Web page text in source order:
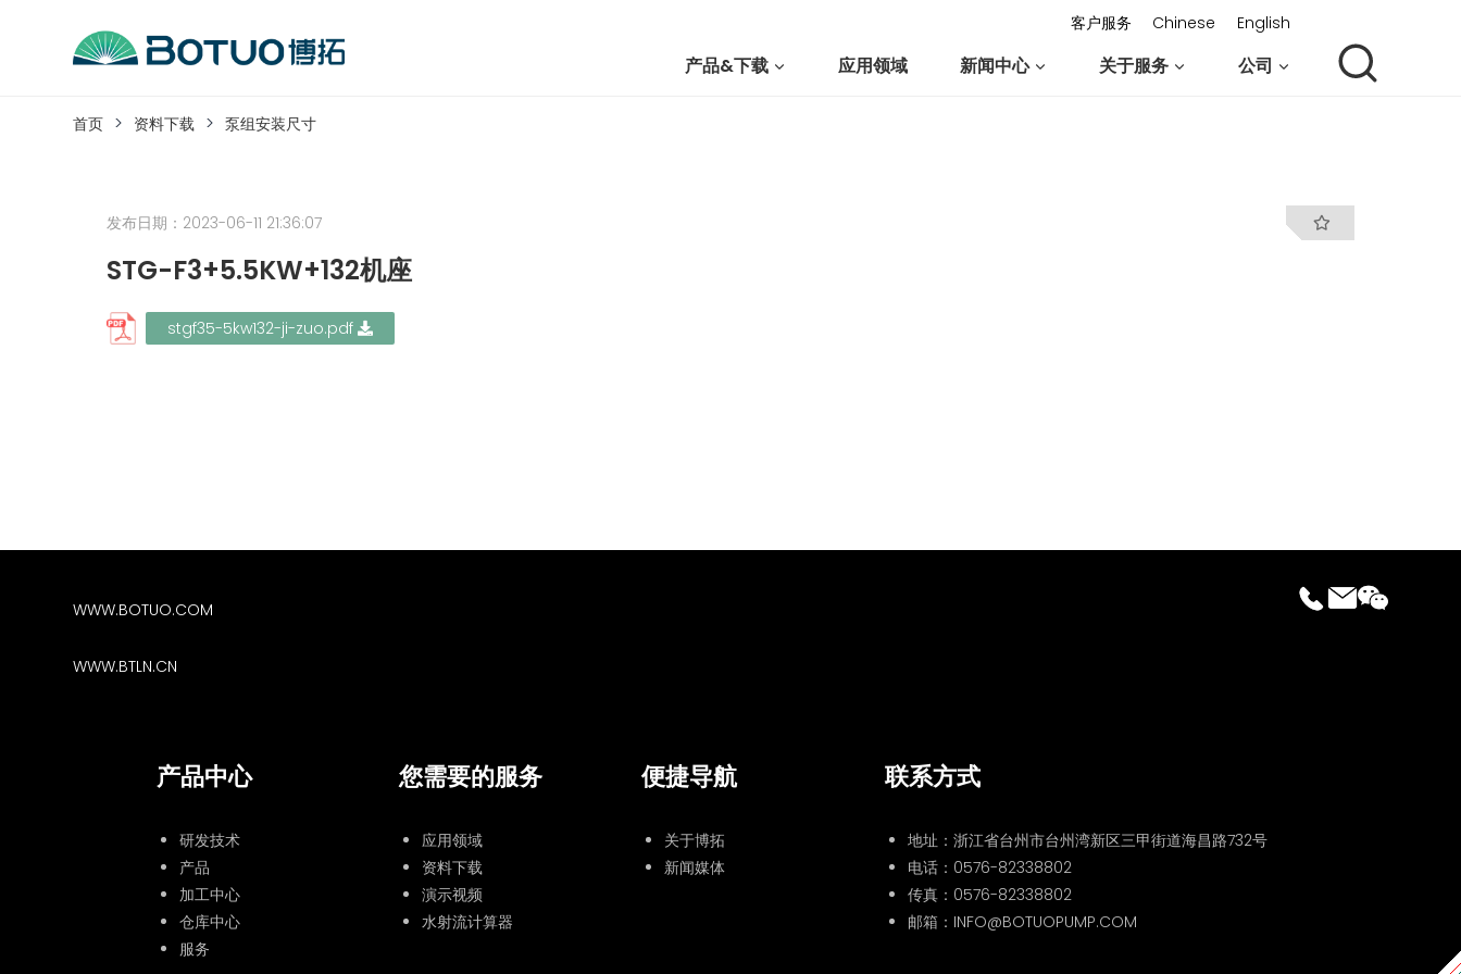
客户服务
如果您遇到任何疑问，可以通过以下方式联系我们
工作日热线电话：
0576-82338802
客户服务 Chinese English
产品&下载 应用领域 新闻中心 关于服务 公司
首页 资料下载 泵组安装尺寸
发布日期：2023-06-11 21:36:07
STG-F3+5.5KW+132机座
stgf35-5kw132-ji-zuo.pdf
WWW.BOTUO.COM
WWW.BTLN.CN
产品中心
研发技术
产品
加工中心
仓库中心
服务
您需要的服务
应用领域
资料下载
演示视频
水射流计算器
便捷导航
关于博拓
新闻媒体
联系方式
地址：浙江省台州市台州湾新区三甲街道海昌路732号
电话： 0576-82338802
传真：0576-82338802
邮箱：INFO@BOTUOPUMP.COM